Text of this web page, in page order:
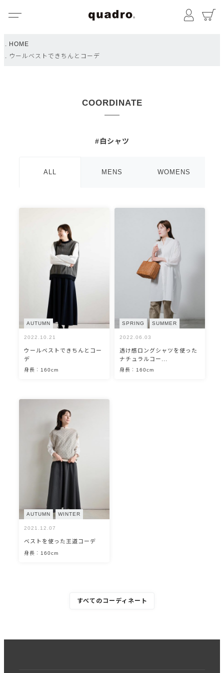
マイペ
HOME
ウールベストできちんとコーデ
COORDINATE
#白シャツ
ALL MENS WOMENS
AUTUMN
2022.10.21
ウールベストできちんとコー
デ
身長：160cm
SPRING SUMMER
2022.06.03
透け感ロングシャツを使った
ナチュラルコー...
身長：160cm
AUTUMN WINTER
2021.12.07
ベストを使った王道コーデ
身長：160cm
すべてのコーディネート